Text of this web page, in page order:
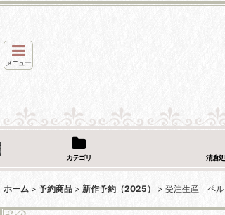
メニュー
カテゴリ 清倉
ホーム > 予約商品 > 新作予約（2025） > 受注生産 ペ